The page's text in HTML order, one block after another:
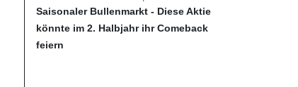
Saisonaler Bullenmarkt - Diese Aktie
könnte im 2. Halbjahr ihr Comeback
feiern